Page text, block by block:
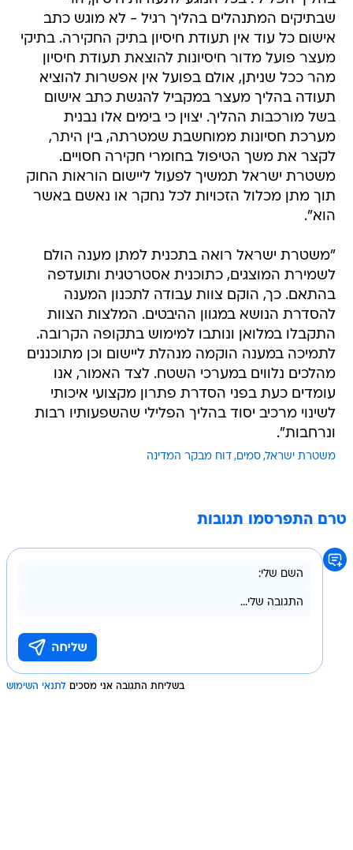
שבתיקים המתנהלים בהליך רגיל - לא מוגש כתב
אישום כל עוד אין תעודת חיסיון בתיק החקירה. בתיקי
מעצר פועל מדור חיסיונות להוצאת תעודת חיסיון
מהר ככל שניתן, אולם בפועל אין אפשרות להוציא
תעודה בהליך מעצר במקביל להגשת כתב אישום
בשל מורכבות ההליך. יצוין כי בימים אלו נבנית
מערכת חסיונות ממוחשבת שמטרתה, בין היתר,
לקצר את משך הטיפול בחומרי חקירה חסויים.
משטרת ישראל תמשיך לפעול ליישום הוראות החוק
תוך מתן מכלול הזכויות לכל נחקר או נאשם באשר
הוא".
"משטרת ישראל רואה בתכנית למתן מענה הולם
לשמירת המוצגים, כתוכנית אסטרטגית ותועדפה
בהתאם. כך, הוקם צוות עבודה לתכנון המענה
להסדרת הנושא במגוון ההיבטים. המלצות הצוות
התקבלו במלואן ונותבו למימוש בתקופה הקרובה.
לתמיכה במענה הוקמה מנהלת ליישום וכן מתוכננים
מהלכים נלווים במערכי השטח. לצד האמור, אנו
עומדים כעת בפני הסדרת פתרון מקצועי איכותי
לשינוי מרכיב יסוד בהליך הפלילי שהשפעותיו רבות
ונרחבות".
משטרת ישראל סמים דוח מבקר המדינה
טרם התפרסמו תגובות
בשליחת התגובה אני מסכים לתנאי השימוש